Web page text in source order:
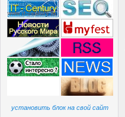
установить блок на свой сайт